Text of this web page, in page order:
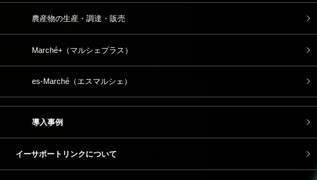
農産物の生産・調達・販売
Marché+（マルシェプラス）
es-Marché（エスマルシェ）
導入事例
イーサポートリンクについて